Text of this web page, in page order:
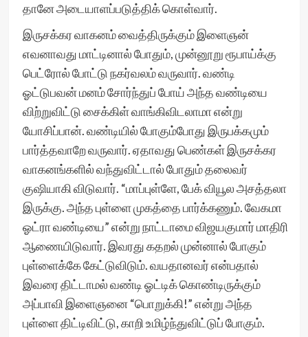
தானே அடையாளப்படுத்திக் கொள்வார்.
இருசக்கர வாகனம் வைத்திருக்கும் இளைஞன்
எவனாவது மாட்டினால் போதும், முன்னூறு ரூபாய்க்கு
பெட்ரோல் போட்டு நகர்வலம் வருவார். வண்டி
ஓட்டுபவன் மனம் சோர்ந்துப் போய் அந்த வண்டியை
விற்றுவிட்டு சைக்கிள் வாங்கிவிடலாமா என்று
யோசிப்பான். வண்டியில் போகும்போது இருபக்கமும்
பார்த்தவாறே வருவார். ஏதாவது பெண்கள் இருசக்கர
வாகனங்களில் வந்துவிட்டால் போதும் தலைவர்
குஷியாகி விடுவார். “மாப்புள்ளே, பேக் வியூல அசத்தலா
இருக்கு. அந்த புள்ளை முகத்தை பார்க்கணும். வேகமா
ஓட்ரா வண்டியை” என்று நாட்டாமை விஜயகுமார் மாதிரி
ஆணையிடுவார். இவரது கதறல் முன்னால் போகும்
புள்ளைக்கே கேட்டுவிடும். வயதானவர் என்பதால்
இவரை திட்டாமல் வண்டி ஓட்டிக் கொண்டிருக்கும்
அப்பாவி இளைஞனை “பொறுக்கி!” என்று அந்த
புள்ளை திட்டிவிட்டு, காறி உமிழ்ந்துவிட்டுப் போகும்.